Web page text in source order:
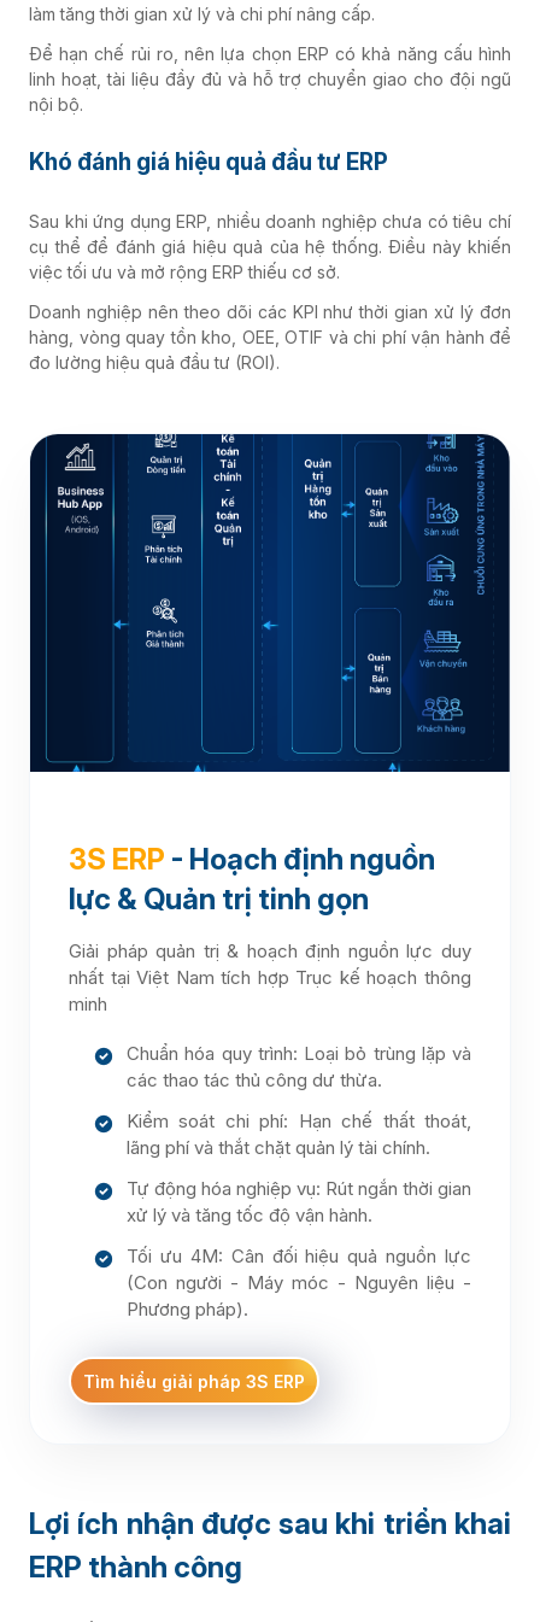
làm tăng thời gian xử lý và chi phí nâng cấp.
Để hạn chế rủi ro, nên lựa chọn ERP có khả năng cấu hình
linh hoạt, tài liệu đầy đủ và hỗ trợ chuyển giao cho đội ngũ
nội bộ.
Khó đánh giá hiệu quả đầu tư ERP
Sau khi ứng dụng ERP, nhiều doanh nghiệp chưa có tiêu chí
cụ thể để đánh giá hiệu quả của hệ thống. Điều này khiến
việc tối ưu và mở rộng ERP thiếu cơ sở.
Doanh nghiệp nên theo dõi các KPI như thời gian xử lý đơn
hàng, vòng quay tồn kho, OEE, OTIF và chi phí vận hành để
đo lường hiệu quả đầu tư (ROI).
3S ERP - Hoạch định nguồn
lực & Quản trị tinh gọn
Giải pháp quản trị & hoạch định nguồn lực duy
nhất tại Việt Nam tích hợp Trục kế hoạch thông
minh
Chuẩn hóa quy trình: Loại bỏ trùng lặp và
các thao tác thủ công dư thừa.
Kiểm soát chi phí: Hạn chế thất thoát,
lãng phí và thắt chặt quản lý tài chính.
Tự động hóa nghiệp vụ: Rút ngắn thời gian
xử lý và tăng tốc độ vận hành.
Tối ưu 4M: Cân đối hiệu quả nguồn lực
(Con người - Máy móc - Nguyên liệu -
Phương pháp).
Tìm hiểu giải pháp 3S ERP
Lợi ích nhận được sau khi triển khai
ERP thành công